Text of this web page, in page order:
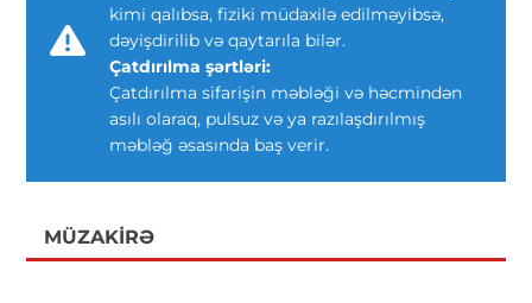
kimi qalıbsa, fiziki müdaxilə edilməyibsə,
dəyişdirilib və qaytarıla bilər.
Çatdırılma şərtləri:
Çatdırılma sifarişin məbləği və həcmindən
asılı olaraq, pulsuz və ya razılaşdırılmış
məbləğ əsasında baş verir.
MÜZAKIRƏ